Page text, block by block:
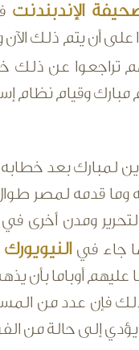
الإندبندنت
على أن يتم ذلك الآن
تراجعوا عن
وقيام نظام
لمبارك بعد
قدمه لمصر طوال
التحرير ومدن
جاء في
عليهم أوباما بأن
فإن عدد من
إلى حالة من